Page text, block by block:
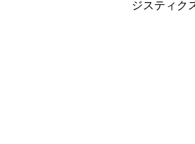
ジスティク